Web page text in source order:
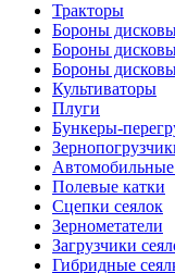
Тракторы
Бороны
Бороны
Бороны
Культиваторы
Плуги
Бункеры-
Автомобильные
Полевые катки
Сцепки сеялок
Зернометатели
Загрузчики
Гибридные